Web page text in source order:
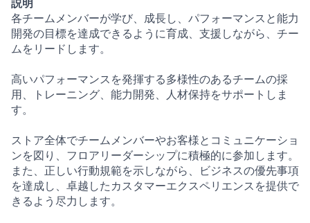
各チームメンバーが学び、成長し、パフォーマンスと能力
開発の目標を達成できるように育成、支援しながら、チー
ムをリードします。
高いパフォーマンスを発揮する多様性のあるチームの採
用、トレーニング、能力開発、人材保持をサポートしま
す。
ストア全体でチームメンバーやお客様とコミュニケーショ
ンを図り、フロアリーダーシップに積極的に参加します。
また、正しい行動規範を示しながら、ビジネスの優先事項
を達成し、卓越したカスタマーエクスペリエンスを提供で
きるよう尽力します。